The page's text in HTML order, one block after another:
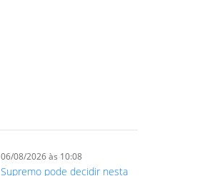
06/08/2026 às 10:08
Supremo pode decidir nesta